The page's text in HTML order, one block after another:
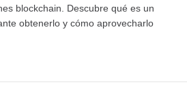
blockchain. Descubre qué es un
obtenerlo y cómo aprovecharlo